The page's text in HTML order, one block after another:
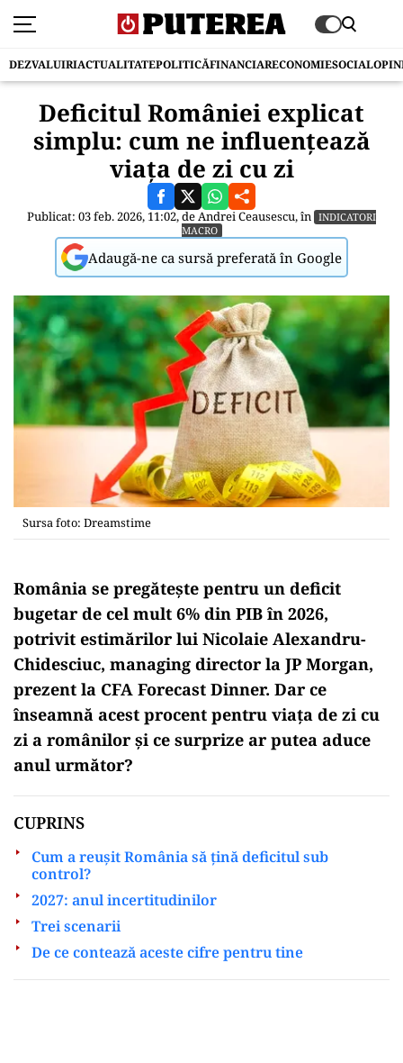
DEZVALUIRIACTUALITATEPOLITICĂFINANCIARECONOMIESOCIAL
Deficitul României explicat
simplu: cum ne influențează
viața de zi cu zi
Publicat: 03 feb. 2026, 11:02, deAndrei Ceausescu, în INDICATORI
MACRO
Adaugă-ne ca sursă preferată în Google
Sursa foto: Dreamstime
România se pregătește pentru un deficit
bugetar de cel mult 6% din PIB în 2026,
potrivit estimărilor lui Nicolaie Alexandru-
Chidesciuc, managing director la JP Morgan,
prezent la CFA Forecast Dinner. Dar ce
înseamnă acest procent pentru viața de zi cu
zi a românilor și ce surprize ar putea aduce
anul următor?
CUPRINS
Cum a reușit România să țină deficitul sub
control?
2027: anul incertitudinilor
Trei scenarii
De ce contează aceste cifre pentru tine